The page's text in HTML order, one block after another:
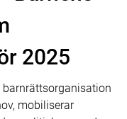
2025
barnrättsorganisation
mobiliserar